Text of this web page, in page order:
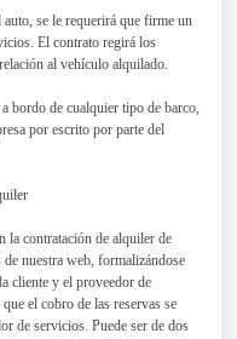
se le requerirá que firme un
El contrato regirá los
al vehículo alquilado.
bordo de cualquier tipo de barco,
por escrito por parte del
la contratación de alquiler de
nuestra web, formalizándose
cliente y el proveedor de
el cobro de las reservas se
de servicios. Puede ser de dos